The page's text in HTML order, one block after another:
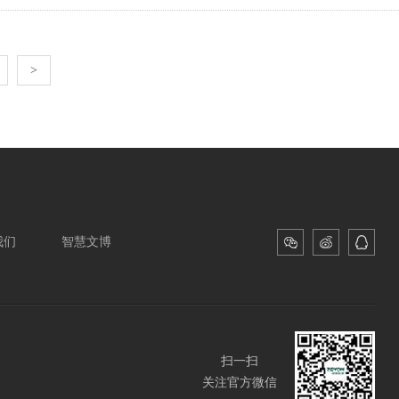
>
们 智慧文博
扫一扫
关注官方微信